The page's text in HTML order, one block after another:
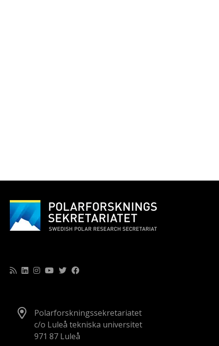
Polarforskningssekretariatet
c/o Luleå tekniska universitet
971 87 Luleå